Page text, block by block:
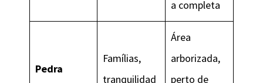
a completa
Pedra
Famílias,
tranquilidad
Área
arborizada,
perto de